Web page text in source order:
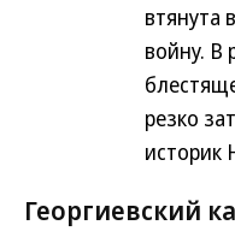
втянута
войну. В
резко
историк
Георгиевский